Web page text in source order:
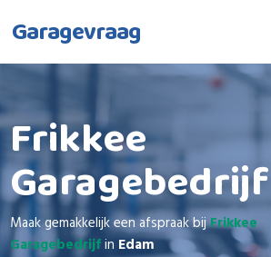
Garagevraag
Frikkee
Garagebedrijf
Maak gemakkelijk een afspraak bijFrikkee
Garagebedrijfin Edam